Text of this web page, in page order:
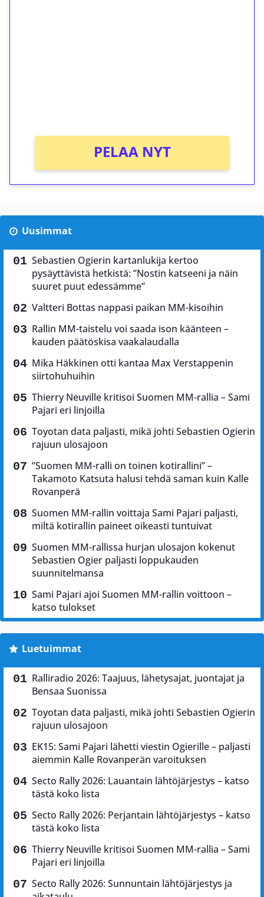
PELAA NYT
Uusimmat
Sebastien Ogierin kartanlukija kertoo
pysäyttävistä hetkistä: ”Nostin katseeni ja näin
suuret puut edessämme”
Valtteri Bottas nappasi paikan MM-kisoihin
Rallin MM-taistelu voi saada ison käänteen –
kauden päätöskisa vaakalaudalla
Mika Häkkinen otti kantaa Max Verstappenin
siirtohuhuihin
Thierry Neuville kritisoi Suomen MM-rallia – Sami
Pajari eri linjoilla
Toyotan data paljasti, mikä johti Sebastien Ogierin
rajuun ulosajoon
”Suomen MM-ralli on toinen kotirallini” –
Takamoto Katsuta halusi tehdä saman kuin Kalle
Rovanperä
Suomen MM-rallin voittaja Sami Pajari paljasti,
miltä kotirallin paineet oikeasti tuntuivat
Suomen MM-rallissa hurjan ulosajon kokenut
Sebastien Ogier paljasti loppukauden
suunnitelmansa
Sami Pajari ajoi Suomen MM-rallin voittoon –
katso tulokset
Luetuimmat
Ralliradio 2026: Taajuus, lähetysajat, juontajat ja
Bensaa Suonissa
Toyotan data paljasti, mikä johti Sebastien Ogierin
rajuun ulosajoon
EK15: Sami Pajari lähetti viestin Ogierille – paljasti
aiemmin Kalle Rovanperän varoituksen
Secto Rally 2026: Lauantain lähtöjärjestys – katso
tästä koko lista
Secto Rally 2026: Perjantain lähtöjärjestys – katso
tästä koko lista
Thierry Neuville kritisoi Suomen MM-rallia – Sami
Pajari eri linjoilla
Secto Rally 2026: Sunnuntain lähtöjärjestys ja